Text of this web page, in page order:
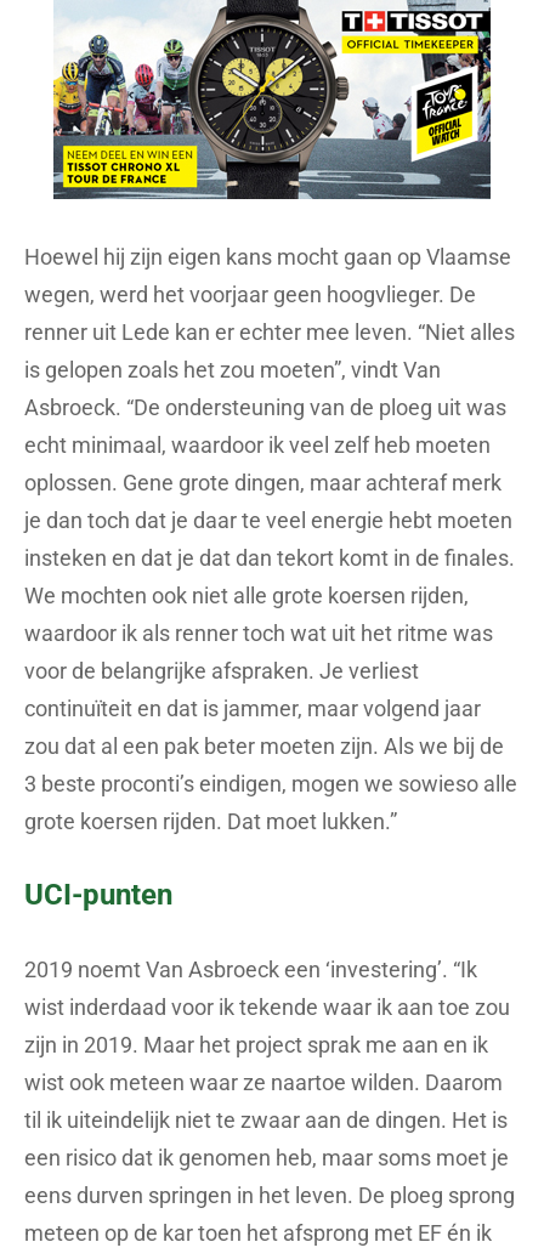
Hoewel hij zijn eigen kans mocht gaan op Vlaamse
wegen, werd het voorjaar geen hoogvlieger. De
renner uit Lede kan er echter mee leven. “Niet alles
is gelopen zoals het zou moeten”, vindt Van
Asbroeck. “De ondersteuning van de ploeg uit was
echt minimaal, waardoor ik veel zelf heb moeten
oplossen. Gene grote dingen, maar achteraf merk
je dan toch dat je daar te veel energie hebt moeten
insteken en dat je dat dan tekort komt in de finales.
We mochten ook niet alle grote koersen rijden,
waardoor ik als renner toch wat uit het ritme was
voor de belangrijke afspraken. Je verliest
continuïteit en dat is jammer, maar volgend jaar
zou dat al een pak beter moeten zijn. Als we bij de
3 beste proconti’s eindigen, mogen we sowieso alle
grote koersen rijden. Dat moet lukken.”
UCI-punten
2019 noemt Van Asbroeck een ‘investering’. “Ik
wist inderdaad voor ik tekende waar ik aan toe zou
zijn in 2019. Maar het project sprak me aan en ik
wist ook meteen waar ze naartoe wilden. Daarom
til ik uiteindelijk niet te zwaar aan de dingen. Het is
een risico dat ik genomen heb, maar soms moet je
eens durven springen in het leven. De ploeg sprong
meteen op de kar toen het afsprong met EF én ik